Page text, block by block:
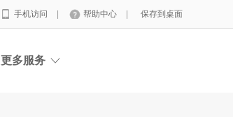
手机访问 帮助中心 保存到桌面
更多服务